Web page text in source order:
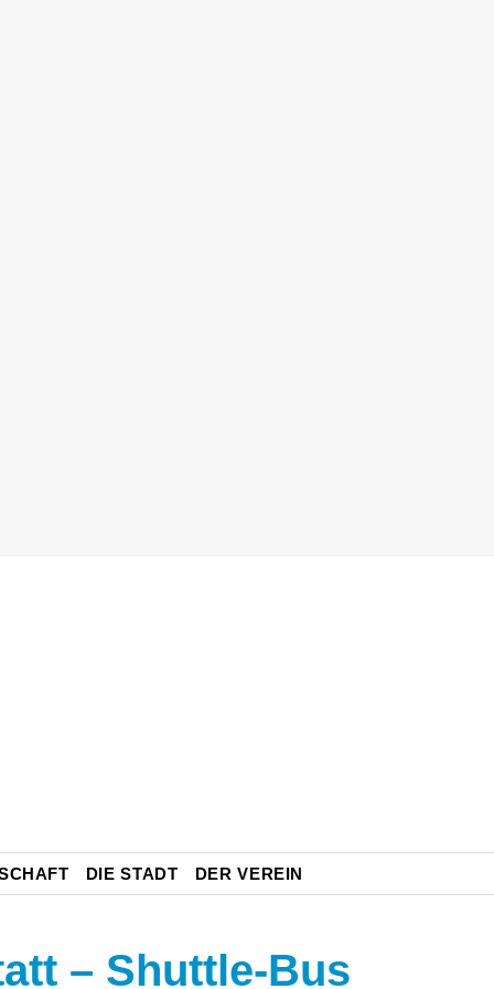
DIE STADT DER VEREIN
– Shuttle-Bus